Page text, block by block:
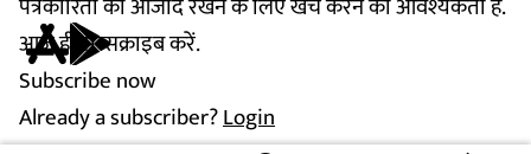
पत्रकारिता को आजाद रखने के लिए खर्च करने की आवश्यकता है.
आज ही सब्सक्राइब करें.
Subscribe now
Already a subscriber?Login